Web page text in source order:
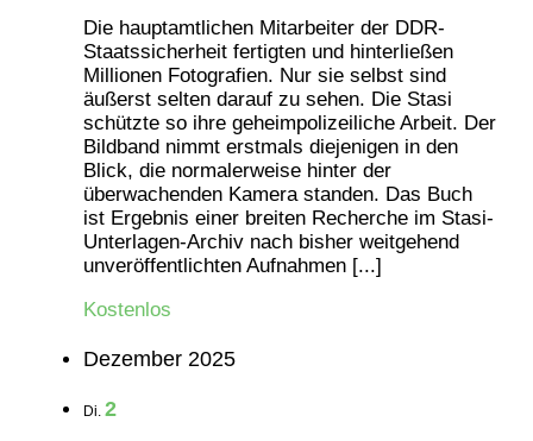
Die hauptamtlichen Mitarbeiter der DDR-
Staatssicherheit fertigten und hinterließen
Millionen Fotografien. Nur sie selbst sind
äußerst selten darauf zu sehen. Die Stasi
schützte so ihre geheimpolizeiliche Arbeit. Der
Bildband nimmt erstmals diejenigen in den
Blick, die normalerweise hinter der
überwachenden Kamera standen. Das Buch
ist Ergebnis einer breiten Recherche im Stasi-
Unterlagen-Archiv nach bisher weitgehend
unveröffentlichten Aufnahmen [...]
Kostenlos
Dezember 2025
Di. 2